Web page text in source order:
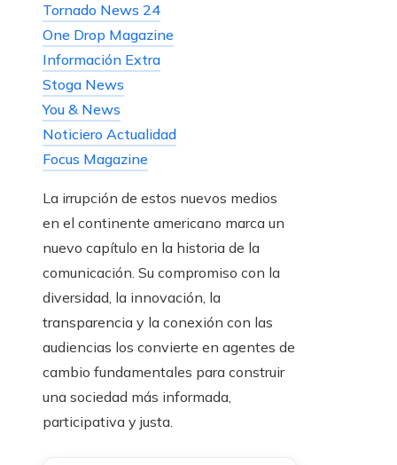
Tornado News 24
One Drop Magazine
Información Extra
Stoga News
You & News
Noticiero Actualidad
Focus Magazine
La irrupción de estos nuevos medios
en el continente americano marca un
nuevo capítulo en la historia de la
comunicación. Su compromiso con la
diversidad, la innovación, la
transparencia y la conexión con las
audiencias los convierte en agentes de
cambio fundamentales para construir
una sociedad más informada,
participativa y justa.